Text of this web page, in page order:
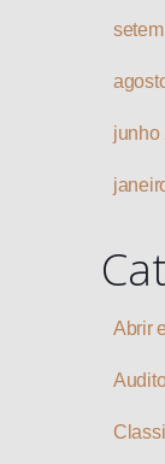
junho
Abrir